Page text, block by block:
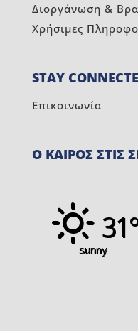
Διοργάνωση &
Χρήσιμες
STAY
Επικοινωνία
Ο ΚΑΙΡΟΣ ΣΤΙΣ
sunny